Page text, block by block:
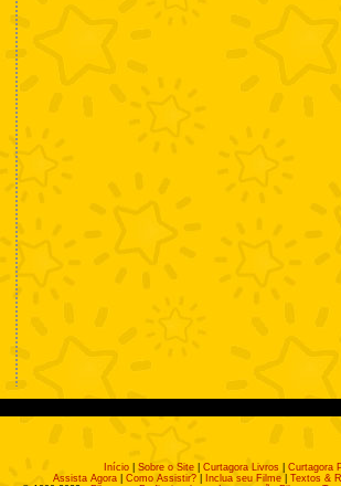
Início Sobre o Site Curtagora Livros Curtagora
Assista Agora| Como Assistir?| Inclua seu Filme| Textos &